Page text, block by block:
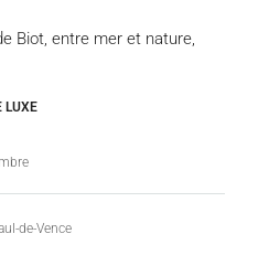
Biot, entre mer et nature,
LUXE
de-Vence